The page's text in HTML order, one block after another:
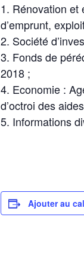
Rénovation et
d’emprunt,
Société
Fonds de
2018 ;
Economie :
d’octroi des
Informations
Ajouter au